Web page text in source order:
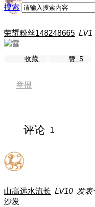
搜索
荣耀粉丝148248665 LV1
收藏 赞 5
举报
评论 1
山高远水流长 LV10 发表
沙发